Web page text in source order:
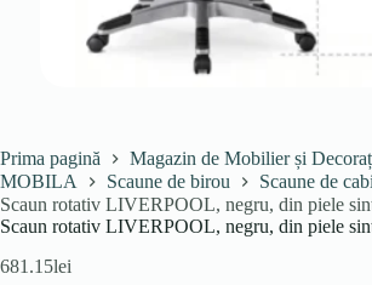
Prima pagină
Magazin de Mobilier și
MOBILA
Scaune de birou
Scaune de
Scaun rotativ LIVERPOOL, negru, din piele
Scaun rotativ LIVERPOOL, negru, din piele
681.15lei